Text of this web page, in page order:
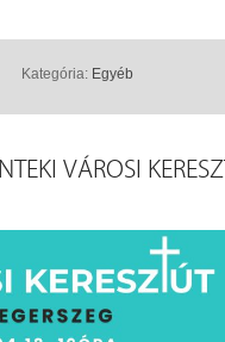
Kategória: Egyéb
VÁROSI